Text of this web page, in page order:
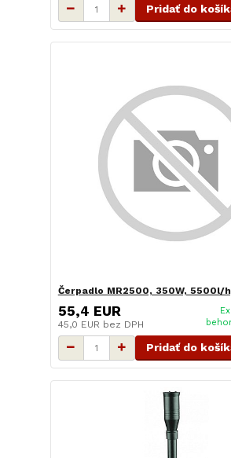
Pridať do
Čerpadlo MR2500, 350W, 5500l/
55,4 EUR
45,0 EUR bez DPH
Pridať do